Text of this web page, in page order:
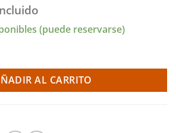
(puede reservarse)
Pro Track (PBS Brakes) cantidad
AL CARRITO